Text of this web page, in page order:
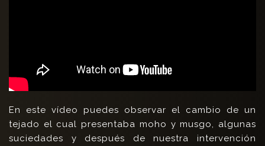
En este vídeo puedes observar el cambio de un
tejado el cual presentaba moho y musgo, algunas
suciedades y después de nuestra intervención